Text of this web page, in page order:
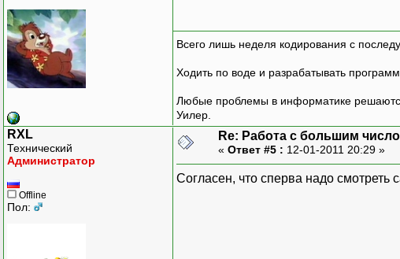
Всего лишь неделя кодирования с
Ходить по воде и разрабатывать
Любые проблемы в информатике
Уилер.
RXL
Технический
Администратор
Offline
Пол:
Re: Работа с большим
« Ответ #5 : 12-01-2011 20:29 »
Согласен, что сперва надо смотреть